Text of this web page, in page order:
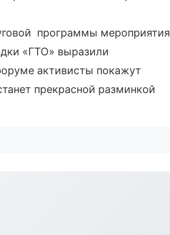
программы мероприятия
«ГТО» выразили
активисты покажут
прекрасной разминкой